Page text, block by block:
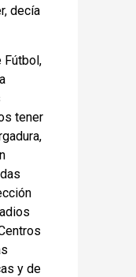
decía
Fútbol,
tener
y de